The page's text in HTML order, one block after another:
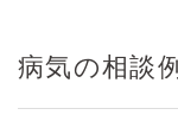
病気の相談